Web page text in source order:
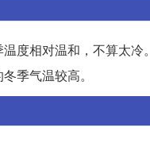
度相对温和，不算太
季气温较高。